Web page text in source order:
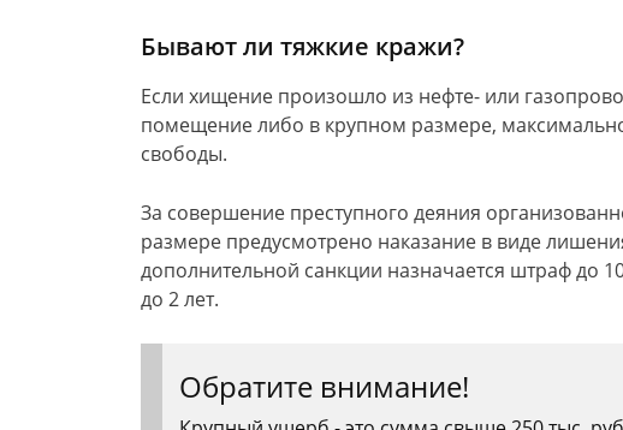
Бывают ли тяжкие кражи?
Если хищение произошло из нефте- или
помещение либо в крупном размере,
свободы.
За совершение преступного деяния
размере предусмотрено наказание в виде
дополнительной санкции назначается штраф до
до 2 лет.
Обратите внимание!